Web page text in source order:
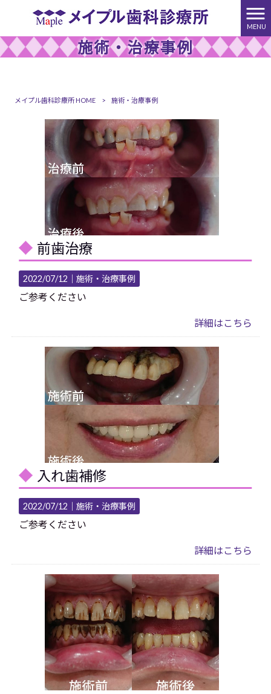
MENU
施術・治療事例
メイプル歯科診療所 HOME > 施術・治療事例
前歯治療
2022/07/12｜施術・治療事例
ご参考ください
詳細はこちら
入れ歯補修
2022/07/12｜施術・治療事例
ご参考ください
詳細はこちら